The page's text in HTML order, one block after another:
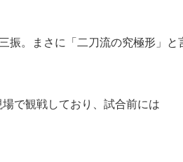
振。まさに「二刀流の究極形」と
で観戦しており、試合前には